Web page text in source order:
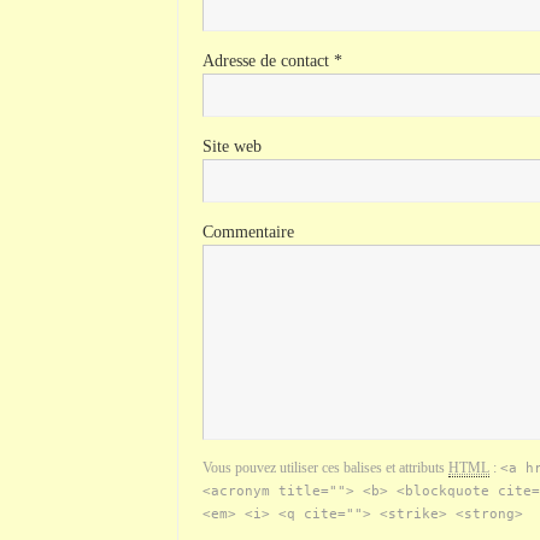
Adresse de contact *
Site web
Commentaire
Vous pouvez utiliser ces balises et attributs HTML : <a
<acronym title=""> <b> <blockquote
<em> <i> <q cite=""> <strike> <strong>